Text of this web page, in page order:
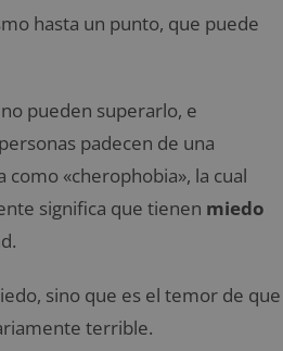
hasta un punto, que puede
pueden superarlo, e
padecen de una
como «cherophobia», la cual
significa que tienen miedo
sino que es el temor de que
terrible.